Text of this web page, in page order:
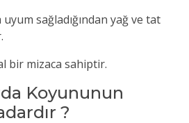
sağladığından yağ ve tat
bir mizaca sahiptir.
Koyununun
?